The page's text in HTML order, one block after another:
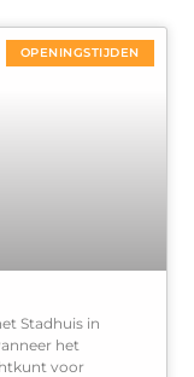
OPENINGSTIJDEN
Stadhuis in
het
voor